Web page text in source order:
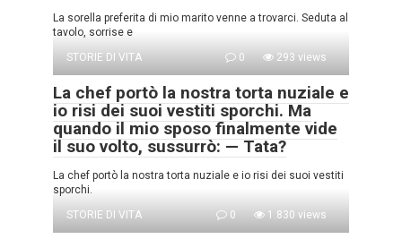
La sorella preferita di mio marito venne a trovarci. Seduta al
tavolo, sorrise e
STORIE DI VITA
0 293 views
La chef portò la nostra torta nuziale e
io risi dei suoi vestiti sporchi. Ma
quando il mio sposo finalmente vide
il suo volto, sussurrò: — Tata?
La chef portò la nostra torta nuziale e io risi dei suoi vestiti
sporchi.
STORIE DI VITA
0 1.830 views